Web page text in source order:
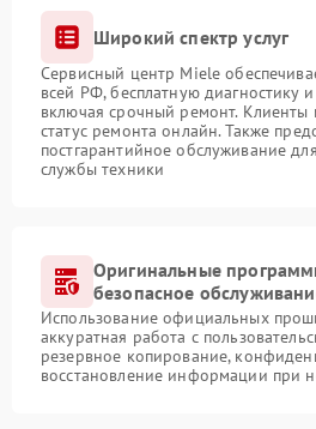
Широкий спектр услуг
Сервисный центр Miele
всей РФ, бесплатную диагностику
включая срочный ремонт. Клиенты
статус ремонта онлайн. Также
постгарантийное обслуживание
службы техники
Оригинальные
безопасное
Использование официальных
аккуратная работа с
резервное копирование,
восстановление информации при